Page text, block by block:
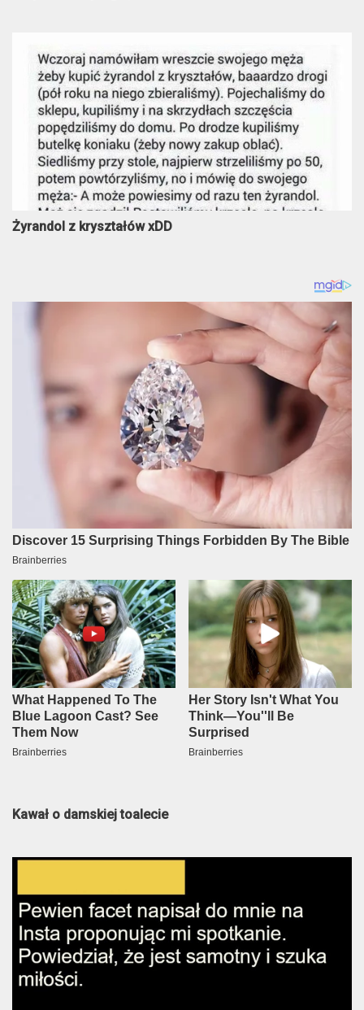
Żyrandol z kryształów xDD
Kawał o damskiej toalecie